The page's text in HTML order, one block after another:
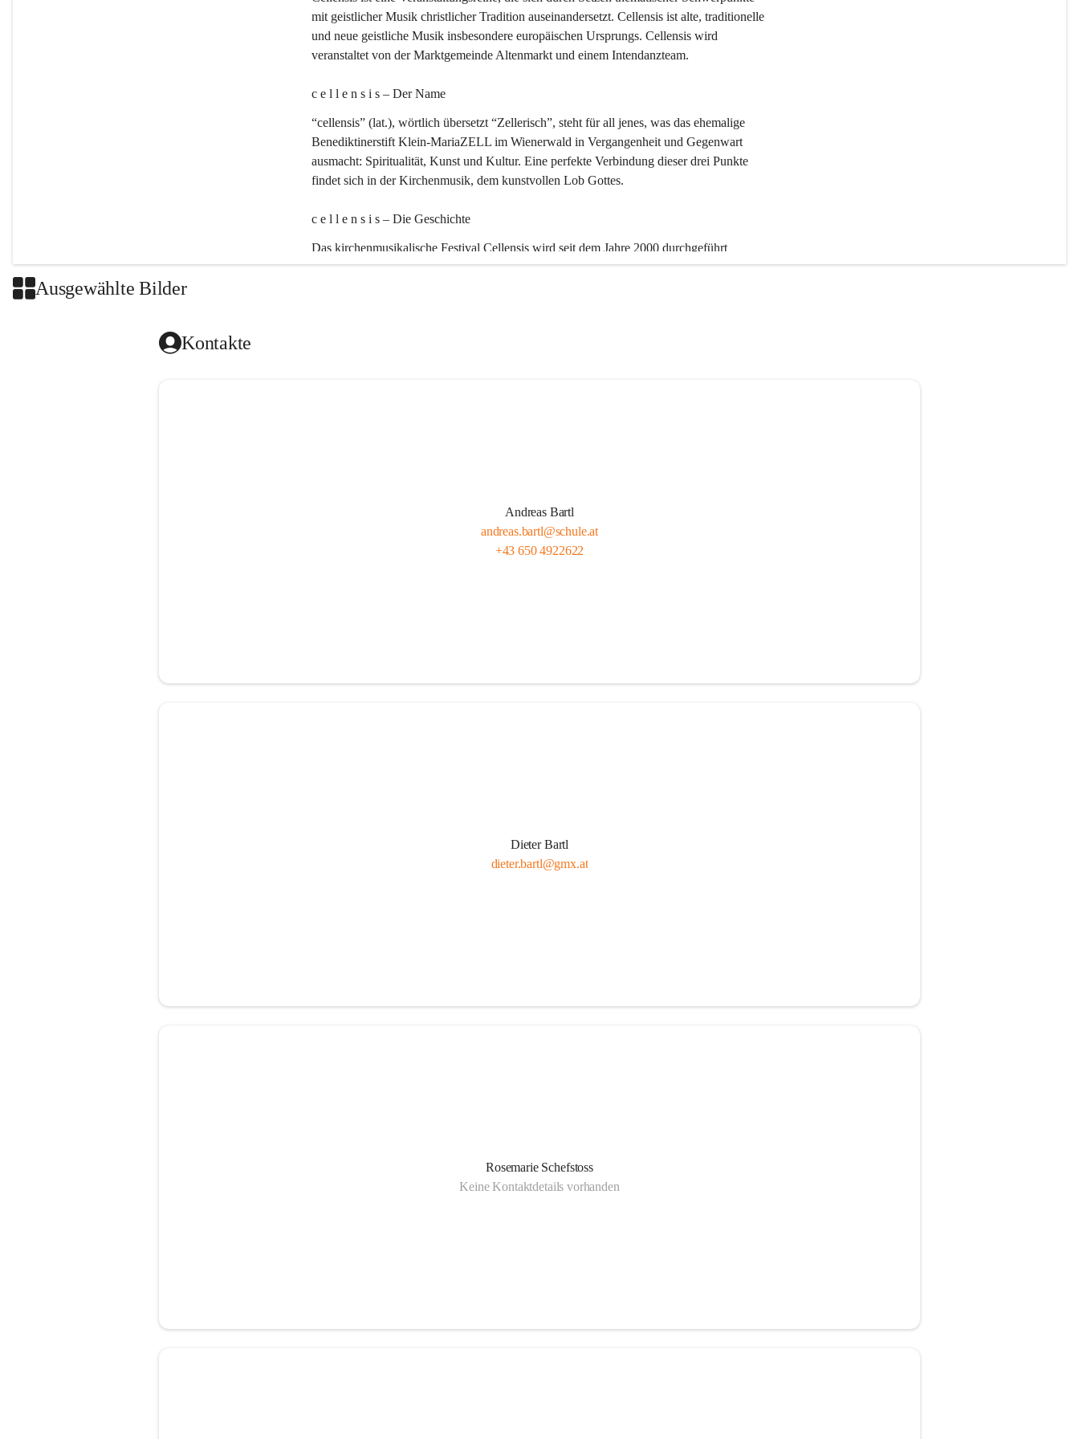
mit geistlicher Musik christlicher Tradition auseinandersetzt. Cellensis ist alte, traditionelle
und neue geistliche Musik insbesondere europäischen Ursprungs. Cellensis wird
veranstaltet von der Marktgemeinde Altenmarkt und einem Intendanzteam.
c e l l e n s i s – Der Name
“cellensis” (lat.), wörtlich übersetzt “Zellerisch”, steht für all jenes, was das ehemalige
Benediktinerstift Klein-MariaZELL im Wienerwald in Vergangenheit und Gegenwart
ausmacht: Spiritualität, Kunst und Kultur. Eine perfekte Verbindung dieser drei Punkte
findet sich in der Kirchenmusik, dem kunstvollen Lob Gottes.
c e l l e n s i s – Die Geschichte
Das kirchenmusikalische Festival Cellensis wird seit dem Jahre 2000 durchgeführt
Ausgewählte Bilder
Kontakte
Andreas Bartl
andreas.bartl@schule.at
+43 650 4922622
Dieter Bartl
dieter.bartl@gmx.at
Rosemarie Schefstoss
Keine Kontaktdetails vorhanden